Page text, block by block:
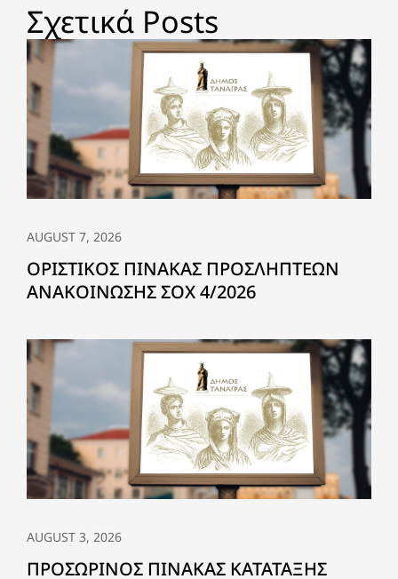
Σχετικά Posts
AUGUST 7, 2026
ΟΡΙΣΤΙΚΟΣ ΠΙΝΑΚΑΣ ΠΡΟΣΛΗΠΤΕΩΝ
ΑΝΑΚΟΙΝΩΣΗΣ ΣΟΧ 4/2026
AUGUST 3, 2026
ΠΡΟΣΩΡΙΝΟΣ ΠΙΝΑΚΑΣ ΚΑΤΑΤΑΞΗΣ